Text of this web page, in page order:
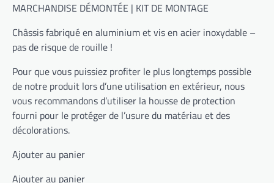
MARCHANDISE DÉMONTÉE | KIT DE MONTAGE
Châssis fabriqué en aluminium et vis en acier inoxydable –
pas de risque de rouille !
Pour que vous puissiez profiter le plus longtemps possible
de notre produit lors d’une utilisation en extérieur, nous
vous recommandons d’utiliser la housse de protection
fourni pour le protéger de l’usure du matériau et des
décolorations.
Ajouter au panier
Ajouter au panier